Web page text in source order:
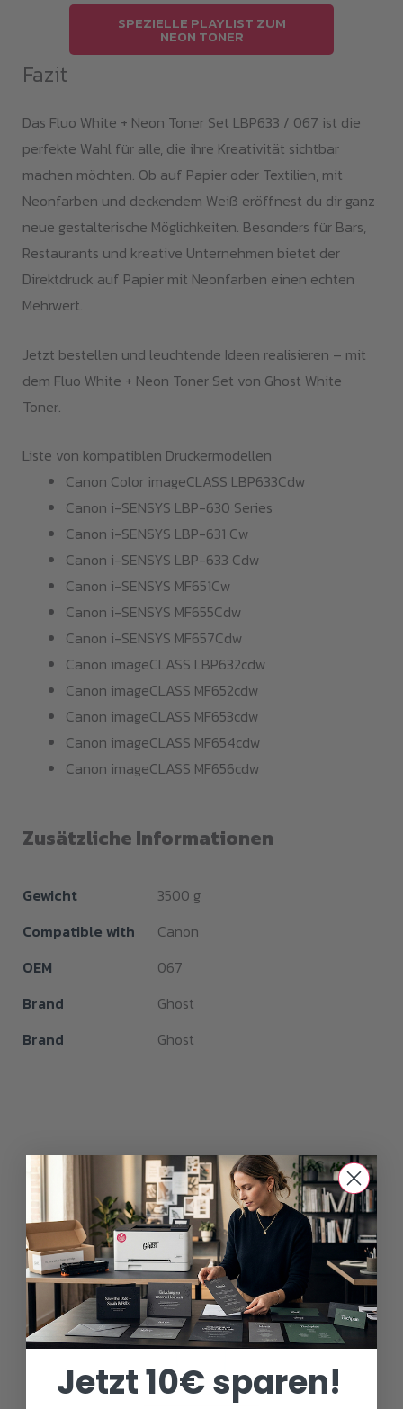
SPEZIELLE PLAYLIST ZUM
NEON TONER
Fazit
Das Fluo White + Neon Toner Set LBP633 / 067 ist die
perfekte Wahl für alle, die ihre Kreativität sichtbar
machen möchten. Ob auf Papier oder Textilien, mit
Neonfarben und deckendem Weiß eröffnest du dir ganz
neue gestalterische Möglichkeiten. Besonders für Bars,
Restaurants und kreative Unternehmen bietet der
Direktdruck auf Papier mit Neonfarben einen echten
Mehrwert.
Jetzt bestellen und leuchtende Ideen realisieren – mit
dem Fluo White + Neon Toner Set von Ghost White
Toner.
Liste von kompatiblen Druckermodellen
Canon Color imageCLASS LBP633Cdw
Canon i-SENSYS LBP-630 Series
Canon i-SENSYS LBP-631 Cw
Canon i-SENSYS LBP-633 Cdw
Canon i-SENSYS MF651Cw
Canon i-SENSYS MF655Cdw
Canon i-SENSYS MF657Cdw
Canon imageCLASS LBP632cdw
Canon imageCLASS MF652cdw
Canon imageCLASS MF653cdw
Canon imageCLASS MF654cdw
Canon imageCLASS MF656cdw
Zusätzliche Informationen
Gewicht
3500 g
Compatible with
Canon
OEM
067
Brand
Ghost
Brand
Ghost
Weißer Toner für viele Drucker
Jetzt 10€ sparen!